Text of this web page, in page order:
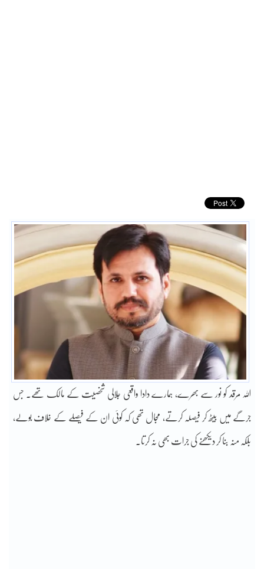
اللہ مرقد کو نور سے بھرے، ہمارے دادا واقعی جلالی شخصیت کے مالک تھے۔ جس
جرگے میں بیٹھ کر فیصلہ کرتے، مجال تھی کہ کوئی ان کے فیصلے کے خلاف بولے،
بلکہ منہ بنا کر دیکھنے کی جرات بھی نہ کرتا۔